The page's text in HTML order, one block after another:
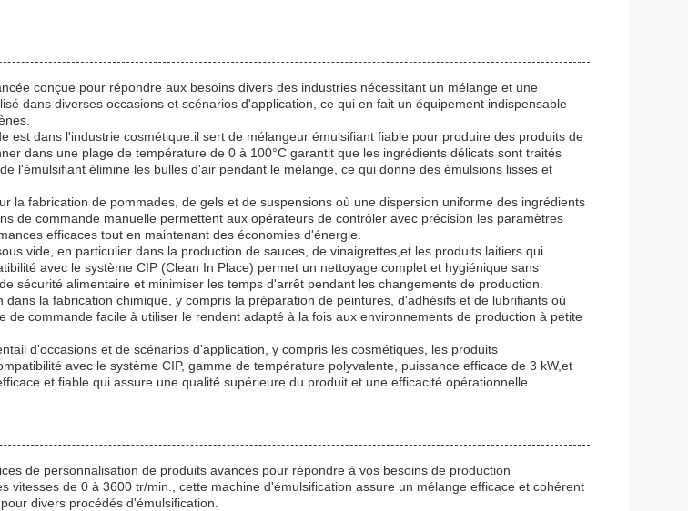
conçue pour répondre aux besoins divers des industries nécessitant un mélange et une
dans diverses occasions et scénarios d'application, ce qui en fait un équipement indispensable
est dans l'industrie cosmétique.il sert de mélangeur émulsifiant fiable pour produire des produits de
dans une plage de température de 0 à 100°C garantit que les ingrédients délicats sont traités
l'émulsifiant élimine les bulles d'air pendant le mélange, ce qui donne des émulsions lisses et
la fabrication de pommades, de gels et de suspensions où une dispersion uniforme des ingrédients
de commande manuelle permettent aux opérateurs de contrôler avec précision les paramètres
efficaces tout en maintenant des économies d'énergie.
vide, en particulier dans la production de sauces, de vinaigrettes,et les produits laitiers qui
avec le système CIP (Clean In Place) permet un nettoyage complet et hygiénique sans
sécurité alimentaire et minimiser les temps d'arrêt pendant les changements de production.
la fabrication chimique, y compris la préparation de peintures, d'adhésifs et de lubrifiants où
commande facile à utiliser le rendent adapté à la fois aux environnements de production à petite
d'occasions et de scénarios d'application, y compris les cosmétiques, les produits
avec le système CIP, gamme de température polyvalente, puissance efficace de 3 kW,et
et fiable qui assure une qualité supérieure du produit et une efficacité opérationnelle.
de personnalisation de produits avancés pour répondre à vos besoins de production
de 0 à 3600 tr/min., cette machine d'émulsification assure un mélange efficace et cohérent
divers procédés d'émulsification.